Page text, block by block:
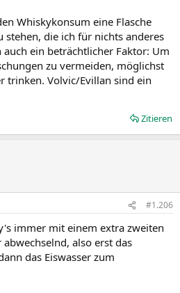
Whiskykonsum eine Flasche
stehen, die ich für nichts anderes
ein beträchtlicher Faktor: Um
zu vermeiden, möglichst
trinken. Volvic/Evillan sind ein
Zitieren
#1.206
immer mit einem extra zweiten
also erst das
das Eiswasser zum